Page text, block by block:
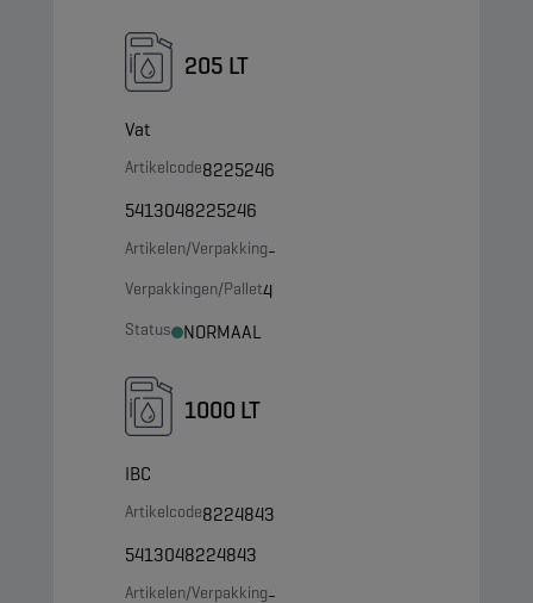
205 LT
Vat
Artikelcode8225246
5413048225246
Artikelen/Verpakking-
Verpakkingen/Pallet4
Status NORMAAL
1000 LT
IBC
Artikelcode8224843
5413048224843
Artikelen/Verpakking-